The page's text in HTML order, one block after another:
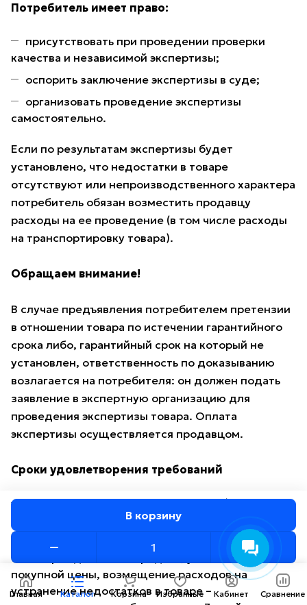
В корзину
Потребитель имеет право:
присутствовать при проведении проверки
качества и независимой экспертизы;
оспорить заключение экспертизы в суде;
организовать проведение экспертизы
самостоятельно.
Если по результатам экспертизы будет
установлено, что недостатки в товаре
отсутствуют или непроизводственного характера
потребитель обязан возместить продавцу
расходы на ее проведение (в том числе расходы
на транспортировку товара).
Обращаем внимание!
В случае предъявления потребителем претензии
в отношении товара по истечении гарантийного
срока либо, гарантийный срок на который не
установлен, ответственность по доказыванию
возлагается на потребителя: он должен подать
заявление в экспертную организацию для
проведения экспертизы товара. Оплата
экспертизы осуществляется продавцом.
Сроки удовлетворения требований
Замена товара – незамедлительно (при
проведении проверки качества – не более 14
дней, при отсутствии товара – 1 месяц).
Возврат денежных средств, уменьшение
покупной цены, возмещение расходов на
устранение недостатков в товаре –
Главная Каталог Корзина Избранные Кабинет Сравнение